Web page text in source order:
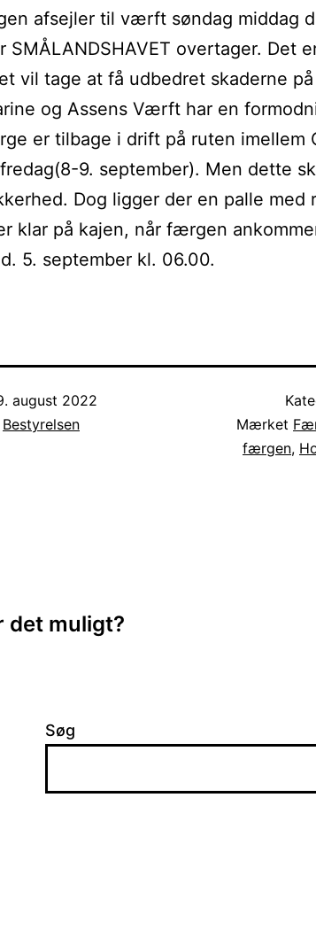
afsejler til værft søndag middag
SMÅLANDSHAVET overtager. Det
vil tage at få udbedret skaderne
og Assens Værft har en
er tilbage i drift på ruten imellem
9. september). Men dette
Dog ligger der en palle med
klar på kajen, når færgen
5. september kl. 06.00.
august 2022
Bestyrelsen
Mærket
færgen,
det muligt?
Søg